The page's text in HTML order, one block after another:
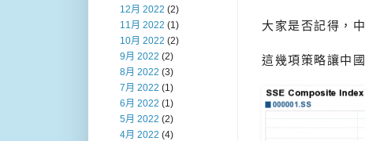
大家是否記得，
這幾項策略讓中
12月 2022 (2)
11月 2022 (1)
10月 2022 (2)
9月 2022 (2)
8月 2022 (3)
7月 2022 (1)
6月 2022 (1)
5月 2022 (2)
4月 2022 (4)